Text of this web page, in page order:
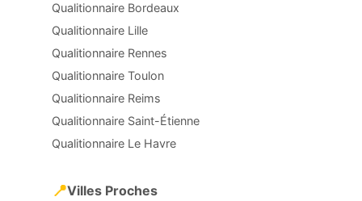
Qualitionnaire Bordeaux
Qualitionnaire Lille
Qualitionnaire Rennes
Qualitionnaire Toulon
Qualitionnaire Reims
Qualitionnaire Saint-Étienne
Qualitionnaire Le Havre
📍Villes Proches